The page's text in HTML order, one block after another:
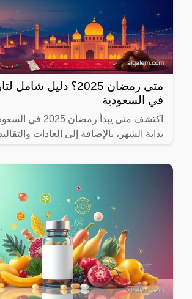
متى رمضان 2025؟ دليل
في السعودية
اكتشف متى يبدأ
بداية الشهر، بالإضافة إلى العادات